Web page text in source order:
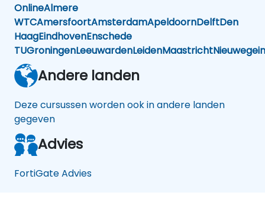
OnlineAlmere
WTCAmersfoortAmsterdamApeldoornDelftDen
HaagEindhovenEnschede
TUGroningenLeeuwardenLeidenMaastrichtNieuwegein
Andere landen
Deze cursussen worden ook in andere landen
gegeven
Advies
FortiGate Advies